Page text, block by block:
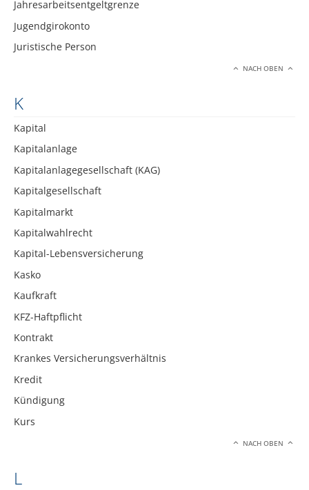
Jahresarbeitsentgeltgrenze
Jugendgirokonto
Juristische Person
NACH OBEN
K
Kapital
Kapitalanlage
Kapitalanlagegesellschaft (KAG)
Kapitalgesellschaft
Kapitalmarkt
Kapitalwahlrecht
Kapital-Lebensversicherung
Kasko
Kaufkraft
KFZ-Haftpflicht
Kontrakt
Krankes Versicherungsverhältnis
Kredit
Kündigung
Kurs
NACH OBEN
L